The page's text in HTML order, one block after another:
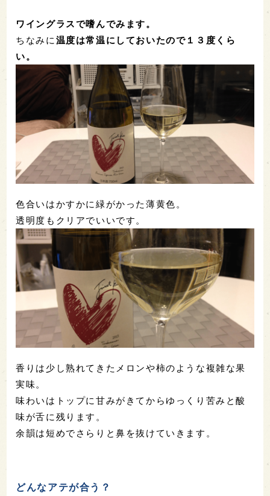
ワイングラスで嗜んでみます。
ちなみに 温度は常温にしておいたので１３度くら
い。
色合いはかすかに緑がかった薄黄色。
透明度もクリアでいいです。
香りは少し熟れてきたメロンや柿のような複雑な果
実味。
味わいはトップに甘みがきてからゆっくり苦みと酸
味が舌に残ります。
余韻は短めでさらりと鼻を抜けていきます。
どんなアテが合う？